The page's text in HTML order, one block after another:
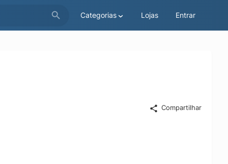
Categorias Lojas Entrar
Compartilhar